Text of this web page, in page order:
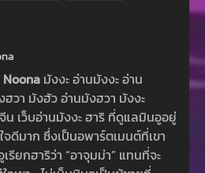
มังงะ อ่านมังงะ อ่าน
วา มังฮัว อ่านมังฮวา มังงะ
เว็บอ่านมังงะ ฮาริ ที่ดูแลมินอูอยู่
ดีมาก ซึ่งเป็นอพาร์ตเมนต์ที่เขา
ยกฮาริว่า “อาจุมม่า” แทนที่จะ